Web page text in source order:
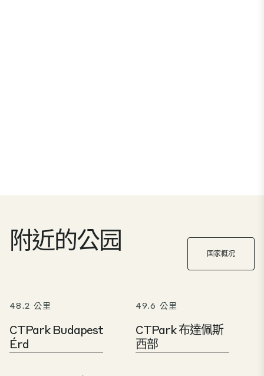
附近的公园 国家概况
48.2 公里
CTPark Budapest
Érd
49.6 公里
CTPark 布達佩斯
西部